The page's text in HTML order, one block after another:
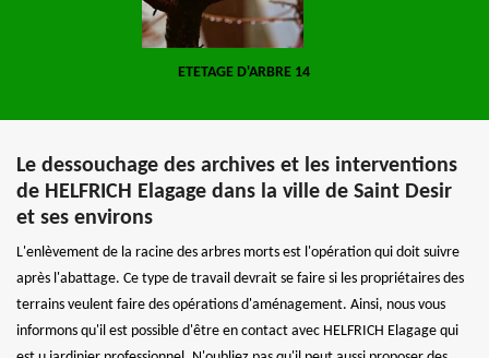
ETETAGE D'ARBRE 14
Le dessouchage des archives et les interventions
de HELFRICH Elagage dans la ville de Saint Desir
et ses environs
L'enlèvement de la racine des arbres morts est l'opération qui doit suivre
après l'abattage. Ce type de travail devrait se faire si les propriétaires des
terrains veulent faire des opérations d'aménagement. Ainsi, nous vous
informons qu'il est possible d'être en contact avec HELFRICH Elagage qui